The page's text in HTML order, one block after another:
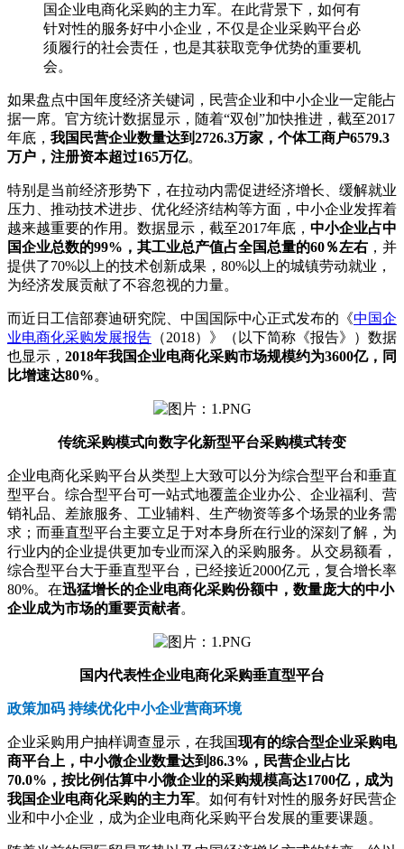
国企业电商化采购的主力军。在此背景下，如何有
针对性的服务好中小企业，不仅是企业采购平台必
须履行的社会责任，也是其获取竞争优势的重要机
会。
如果盘点中国年度经济关键词，民营企业和中小企业一定能占
据一席。官方统计数据显示，随着“双创”加快推进，截至2017
年底， 我国民营企业数量达到2726.3万家，个体工商户6579.3
万户，注册资本超过165万亿。
特别是当前经济形势下，在拉动内需促进经济增长、缓解就业
压力、推动技术进步、优化经济结构等方面，中小企业发挥着
越来越重要的作用。数据显示，截至2017年底， 中小企业占中
国企业总数的99%，其工业总产值占全国总量的60％左右 ，并
提供了70%以上的技术创新成果，80%以上的城镇劳动就业，
为经济发展贡献了不容忽视的力量。
而近日工信部赛迪研究院、中国国际中心正式发布的《中国企
业电商化采购发展报告 （2018）》（以下简称《报告》）数据
也显示， 2018年我国企业电商化采购市场规模约为3600亿，同
比增速达80%。
传统采购模式向数字化新型平台采购模式转变
企业电商化采购平台从类型上大致可以分为综合型平台和垂直
型平台。综合型平台可一站式地覆盖企业办公、企业福利、营
销礼品、差旅服务、工业辅料、生产物资等多个场景的业务需
求；而垂直型平台主要立足于对本身所在行业的深刻了解，为
行业内的企业提供更加专业而深入的采购服务。从交易额看，
综合型平台大于垂直型平台，已经接近2000亿元，复合增长率
80%。在迅猛增长的企业电商化采购份额中，数量庞大的中小
企业成为市场的重要贡献者。
国内代表性企业电商化采购垂直型平台
政策加码 持续优化中小企业营商环境
企业采购用户抽样调查显示，在我国现有的综合型企业采购电
商平台上，中小微企业数量达到86.3%，民营企业占比
70.0%，按比例估算中小微企业的采购规模高达1700亿，成为
我国企业电商化采购的主力军。如何有针对性的服务好民营企
业和中小企业，成为企业电商化采购平台发展的重要课题。